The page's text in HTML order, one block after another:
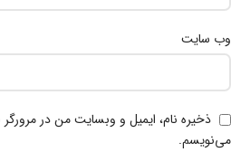
وب‌ سایت
ذخیره نام، ایمیل و وبسایت من در مرورگر
می‌نویسم.